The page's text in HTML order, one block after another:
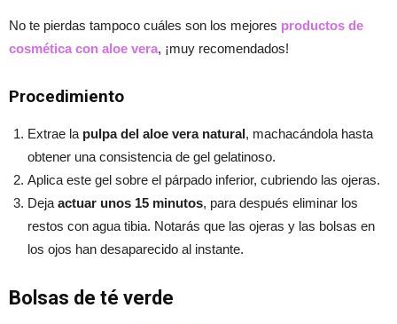
No te pierdas tampoco cuáles son los mejores productos de
cosmética con aloe vera, ¡muy recomendados!
Procedimiento
Extrae la pulpa del aloe vera natural, machacándola hasta
obtener una consistencia de gel gelatinoso.
Aplica este gel sobre el párpado inferior, cubriendo las ojeras.
Deja actuar unos 15 minutos, para después eliminar los
restos con agua tibia. Notarás que las ojeras y las bolsas en
los ojos han desaparecido al instante.
Bolsas de té verde